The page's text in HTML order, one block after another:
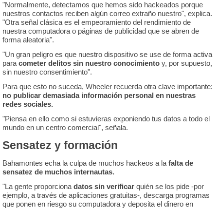
"Normalmente, detectamos que hemos sido hackeados porque
nuestros contactos reciben algún correo extraño nuestro", explica.
"Otra señal clásica es el empeoramiento del rendimiento de
nuestra computadora o páginas de publicidad que se abren de
forma aleatoria".
"Un gran peligro es que nuestro dispositivo se use de forma activa
para cometer delitos sin nuestro conocimiento y, por supuesto,
sin nuestro consentimiento".
Para que esto no suceda, Wheeler recuerda otra clave importante:
no publicar demasiada información personal en nuestras
redes sociales.
"Piensa en ello como si estuvieras exponiendo tus datos a todo el
mundo en un centro comercial", señala.
Sensatez y formación
Bahamontes echa la culpa de muchos hackeos a la falta de
sensatez de muchos internautas.
"La gente proporcionadatos sin verificar quién se los pide -por
ejemplo, a través de aplicaciones gratuitas-, descarga programas
que ponen en riesgo su computadora y deposita el dinero en